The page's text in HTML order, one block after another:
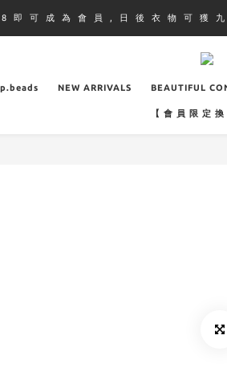
即 可 成 為 會 員 , 日 後 衣 物 可 獲
NEW ARRIVALS BEAUTIFUL
【 會 員 限 定 換